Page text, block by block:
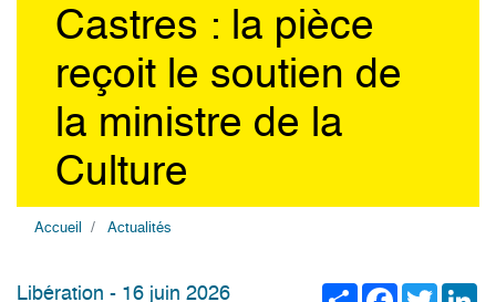
Castres : la pièce
reçoit le soutien de
la ministre de la
Culture
Accueil Actualités
ShareFacebook
Twitter
Libération - 16 juin 2026